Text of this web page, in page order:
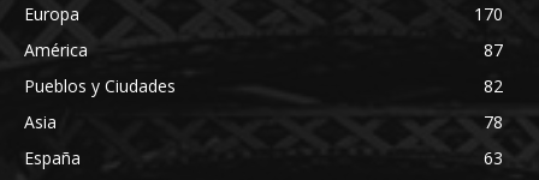
Europa
170
América
87
Pueblos y Ciudades
82
Asia
78
España
63